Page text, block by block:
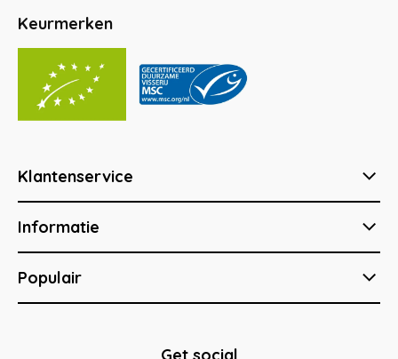
Keurmerken
Klantenservice
Informatie
Populair